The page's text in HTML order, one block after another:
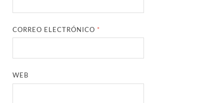
CORREO ELECTRÓNICO *
WEB